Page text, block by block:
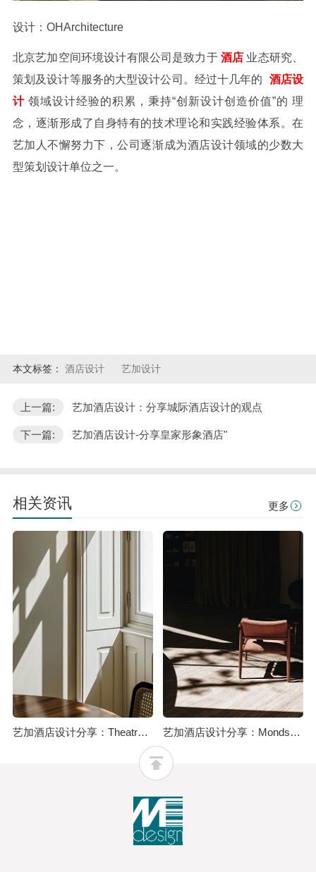
设计：OHArchitecture
北京艺加空间环境设计有限公司是致力于 酒店 业态研究、
策划及设计等服务的大型设计公司。经过十几年的
酒店设
计领域设计经验的积累，秉持“创新设计创造价值”的 理
念，逐渐形成了自身特有的技术理论和实践经验体系。在
艺加人不懈努力下，公司逐渐成为酒店设计领域的少数大
型策划设计单位之一。
本文标签： 酒店设计 艺加设计
上一篇: 艺加酒店设计：分享城际酒店设计的观点
下一篇: 艺加酒店设计-分享皇家形象酒店"
相关资讯 更多
艺加酒店设计分享：Theatro酒店：为历史建筑注入优雅氛围 艺加酒店设计分享：Mondschein花园酒店：集设计、音乐、艺术、文化、正念和自然于一体